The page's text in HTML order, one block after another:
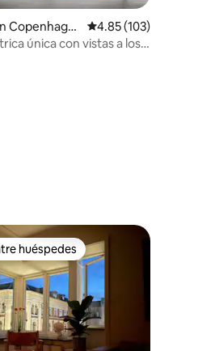
5; 13 evaluaciones
Copenhagu
Calificación promedio:
4.85 (103)
única con vistas a los
en Favorito entre huéspedes
huéspedes